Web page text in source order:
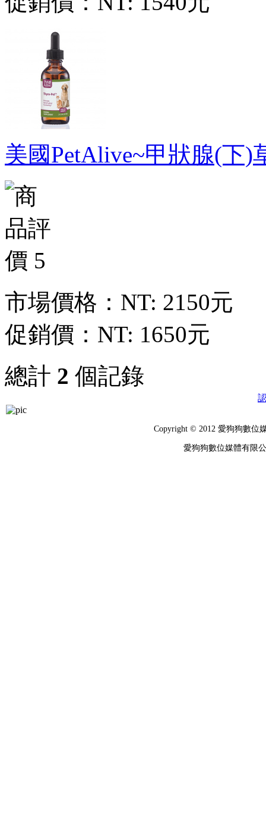
美國PetAlive~甲狀腺(下)
市場價格： NT: 2150元
促銷價： NT: 1650元
總計 2 個記錄
Copyright © 2012 愛狗狗數位
愛狗狗數位媒體有限